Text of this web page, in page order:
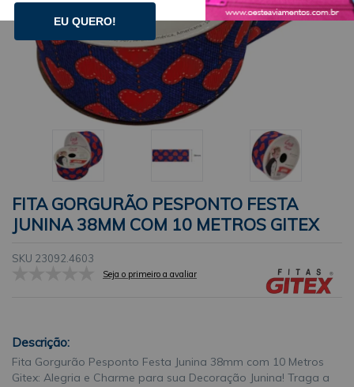
FITA GORGURÃO PESPONTO FESTA
JUNINA 38MM COM 10 METROS GITEX
SKU 23092.4603
Seja o primeiro a avaliar
Descrição:
Fita Gorgurão Pesponto Festa Junina 38mm com 10 Metros
Gitex: Alegria e Charme para sua Decoração Junina! Traga a
EU QUERO!